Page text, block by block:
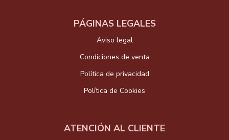
PÁGINAS LEGALES
Aviso legal
Condiciones de venta
Política de privacidad
Política de Cookies
ATENCIÓN AL CLIENTE